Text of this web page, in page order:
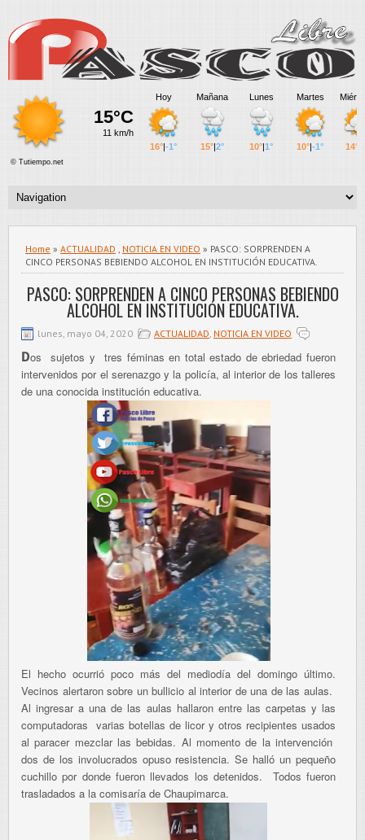
Home » ACTUALIDAD , NOTICIA EN VIDEO » PASCO: SORPRENDEN A
CINCO PERSONAS BEBIENDO ALCOHOL EN INSTITUCIÓN EDUCATIVA.
PASCO: SORPRENDEN A CINCO PERSONAS BEBIENDO
ALCOHOL EN INSTITUCIÓN EDUCATIVA.
lunes, mayo 04, 2020 ACTUALIDAD, NOTICIA EN VIDEO
Dos sujetos y tres féminas en total estado de ebriedad fueron
intervenidos por el serenazgo y la policía, al interior de los talleres
de una conocida institución educativa.
El hecho ocurrió poco más del mediodía del domingo último.
Vecinos alertaron sobre un bullicio al interior de una de las aulas.
Al ingresar a una de las aulas hallaron entre las carpetas y las
computadoras varias botellas de licor y otros recipientes usados
al paracer mezclar las bebidas. Al momento de la intervención
dos de los involucrados opuso resistencia. Se halló un pequeño
cuchillo por donde fueron llevados los detenidos. Todos fueron
trasladados a la comisaría de Chaupimarca.